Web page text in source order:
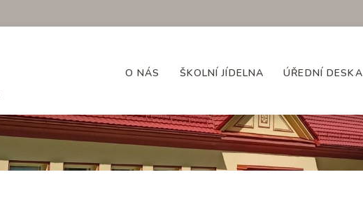
O NÁS ŠKOLNÍ JÍDELNA ÚŘEDNÍ DESKA